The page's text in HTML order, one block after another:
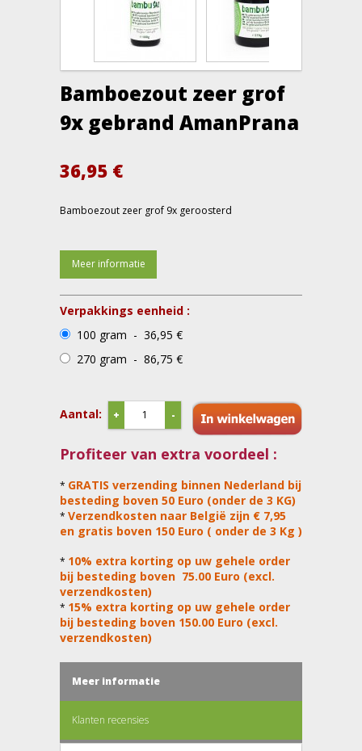
Bamboezout zeer grof
9x gebrand AmanPrana
36,95 €
Bamboezout zeer grof 9x geroosterd
Meer informatie
Verpakkings eenheid :
100 gram - 36,95 €
270 gram - 86,75 €
Aantal: + -
Profiteer van extra voordeel :
* GRATIS verzending binnen Nederland bij
besteding boven 50 Euro (onder de 3 KG)
* Verzendkosten naar België zijn € 7,95
en gratis boven 150 Euro ( onder de 3 Kg )
* 10% extra korting op uw gehele order
bij besteding boven 75.00 Euro (excl.
verzendkosten)
* 15% extra korting op uw gehele order
bij besteding boven 150.00 Euro (excl.
verzendkosten)
Meer informatie
Klanten recensies